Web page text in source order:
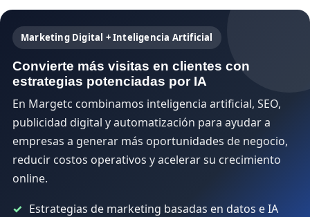
Marketing Digital + Inteligencia Artificial
Convierte más visitas en clientes con
estrategias potenciadas por IA
En Margetc combinamos inteligencia artificial, SEO,
publicidad digital y automatización para ayudar a
empresas a generar más oportunidades de negocio,
reducir costos operativos y acelerar su crecimiento
online.
Estrategias de marketing basadas en datos e IA